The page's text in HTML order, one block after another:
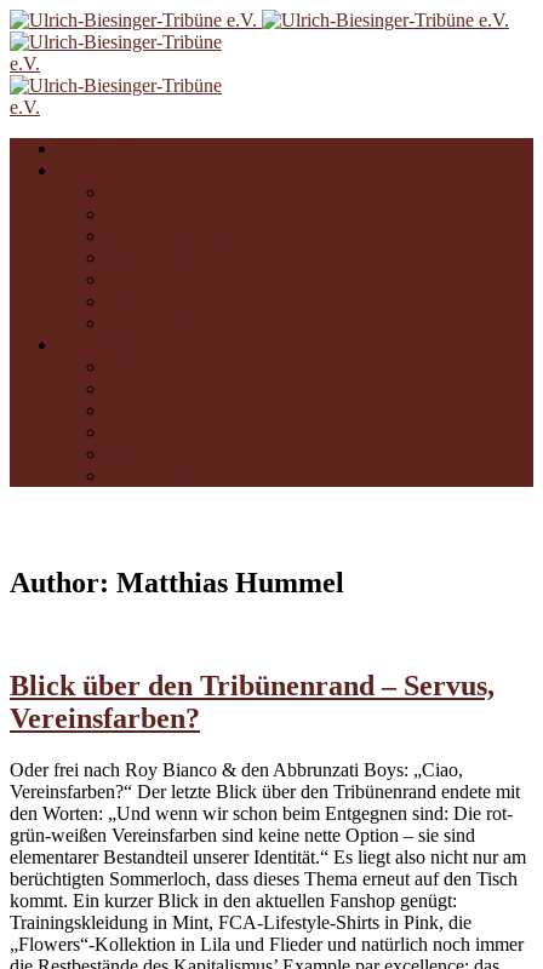
Author: Matthias Hummel
Blick über den Tribünenrand – Servus,
Vereinsfarben?
Oder frei nach Roy Bianco & den Abbrunzati Boys: „Ciao,
Vereinsfarben?“ Der letzte Blick über den Tribünenrand endete mit
den Worten: „Und wenn wir schon beim Entgegnen sind: Die rot-
grün-weißen Vereinsfarben sind keine nette Option – sie sind
elementarer Bestandteil unserer Identität.“ Es liegt also nicht nur am
berüchtigten Sommerloch, dass dieses Thema erneut auf den Tisch
kommt. Ein kurzer Blick in den aktuellen Fanshop genügt:
Trainingskleidung in Mint, FCA-Lifestyle-Shirts in Pink, die
„Flowers“-Kollektion in Lila und Flieder und natürlich noch immer